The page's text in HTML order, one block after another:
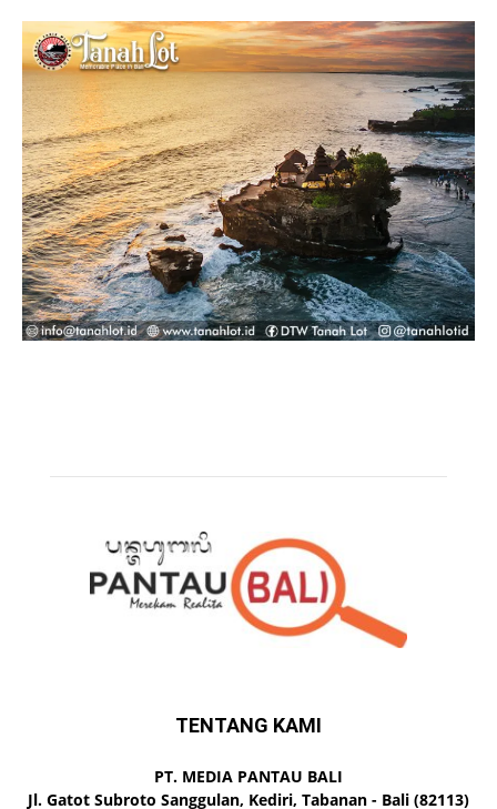
TENTANG KAMI
PT. MEDIA PANTAU BALI
Jl. Gatot Subroto Sanggulan, Kediri, Tabanan - Bali (82113)